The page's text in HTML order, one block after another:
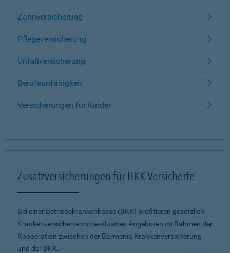
Zahnversicherung
Pflegeversicherung
Unfallversicherung
Berufsunfähigkeit
Versicherungen für Kinder
Zusatzversicherungen für BKK-Versicherte
Bei einer Betriebskrankenkasse (BKK) profitieren gesetzlich
Krankenversicherte von exklusiven Angeboten im Rahmen der
Kooperation zwischen der Barmenia Krankenversicherung
und der BKK.